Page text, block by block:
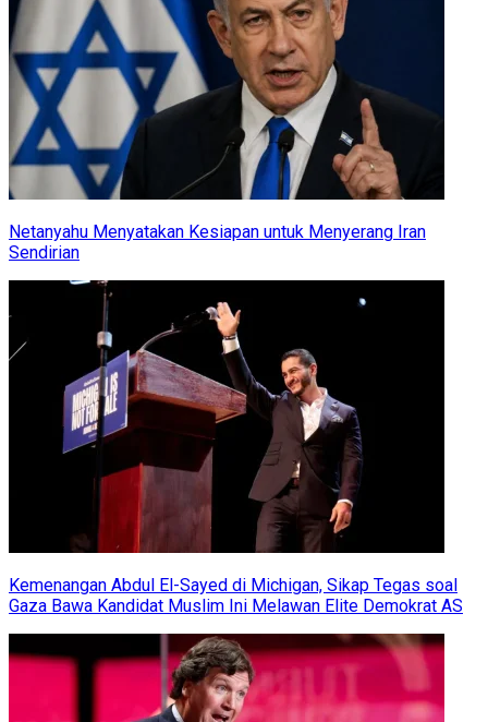
Netanyahu Menyatakan Kesiapan untuk Menyerang Iran
Sendirian
Kemenangan Abdul El-Sayed di Michigan, Sikap Tegas soal
Gaza Bawa Kandidat Muslim Ini Melawan Elite Demokrat AS